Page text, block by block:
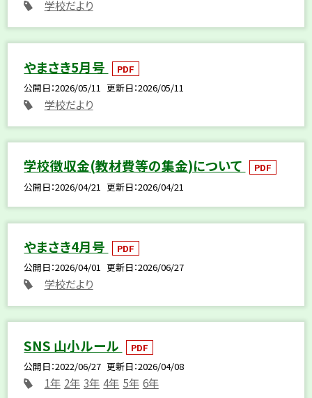
学校だより
やまさき5月号
PDF
公開日 2026/05/11 更新日 2026/05/11
学校だより
学校徴収金(教材費等の集金)について
PDF
公開日 2026/04/21 更新日 2026/04/21
やまさき4月号
PDF
公開日 2026/04/01 更新日 2026/06/27
学校だより
SNS 山小ルール
PDF
公開日 2022/06/27 更新日 2026/04/08
1年 2年 3年 4年 5年 6年